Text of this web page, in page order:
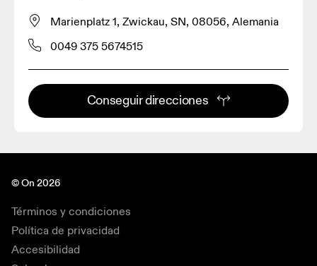
Marienplatz 1, Zwickau, SN, 08056, Alemania
0049 375 5674515
Conseguir direcciones
© On 2026
Términos y condiciones
Política de privacidad
Accesibilidad